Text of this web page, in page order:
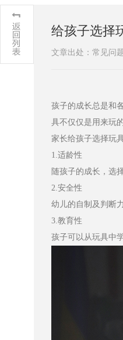
给孩子选择
文章出处：常见问
孩子的成长总是和各
具不仅仅是用来玩的
家长给孩子选择玩具
1.适龄性
随孩子的成长
2.安全性
幼儿的自制及判断力
3.教育性
孩子可以从玩具中学